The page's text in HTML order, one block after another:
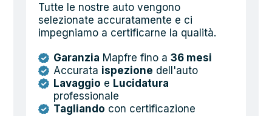
Tutte le nostre auto vengono
selezionate accuratamente e ci
impegniamo a certificarne la qualità.
Garanzia Mapfre fino a 36 mesi
Accurata ispezione dell'auto
Lavaggio e Lucidatura
professionale
Tagliando con certificazione